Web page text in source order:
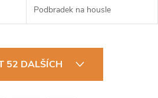
Podbradek na housle
52 DALŠÍCH